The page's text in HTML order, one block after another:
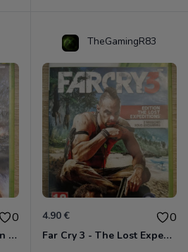
0
Dungeon Siege Iii Édition Limitée - Vf Intégrale Xbox 360
TheGamingR83
4.90 € 0
Far Cry 3 - The Lost Expeditions - Edition Spéciale Xbox 360